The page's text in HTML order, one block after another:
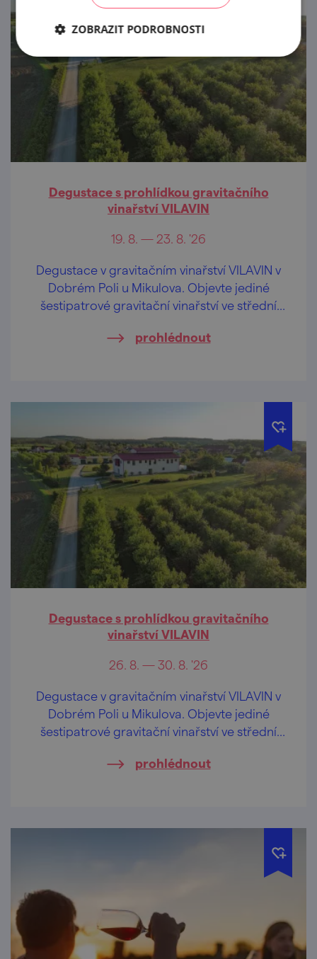
Degustace s prohlídkou gravitačního
vinařství VILAVIN
19. 8. — 23. 8. '26
Degustace v gravitačním vinařství VILAVIN v
Dobrém Poli u Mikulova. Objevte jediné
šestipatrové gravitační vinařství ve střední
prohlédnout
Degustace s prohlídkou gravitačního
vinařství VILAVIN
26. 8. — 30. 8. '26
Degustace v gravitačním vinařství VILAVIN v
Dobrém Poli u Mikulova. Objevte jediné
šestipatrové gravitační vinařství ve střední
prohlédnout
ZOBRAZIT PODROBNOSTI